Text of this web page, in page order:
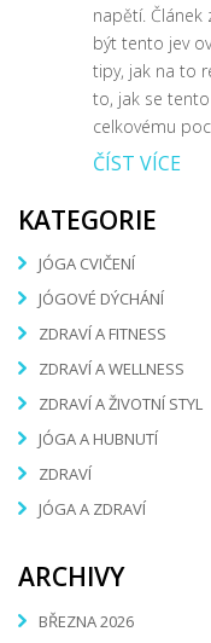
napětí.
být tento jev
tipy, jak na to
to, jak se
celkovému
ČÍST VÍCE
KATEGORIE
JÓGA CVIČENÍ
JÓGOVÉ DÝCHÁNÍ
ZDRAVÍ A FITNESS
ZDRAVÍ A WELLNESS
ZDRAVÍ A ŽIVOTNÍ STYL
JÓGA A HUBNUTÍ
ZDRAVÍ
JÓGA A ZDRAVÍ
ARCHIVY
BŘEZNA 2026